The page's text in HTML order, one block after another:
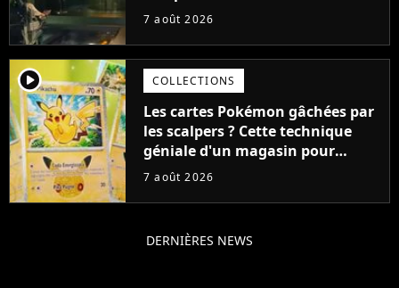
aurait pu être encore pire à
7 août 2026
player2 COLLECTIONS
Les cartes Pokémon gâchées par
les scalpers ? Cette technique
géniale d'un magasin pour
ruiner les revendeurs
7 août 2026
DERNIÈRES NEWS